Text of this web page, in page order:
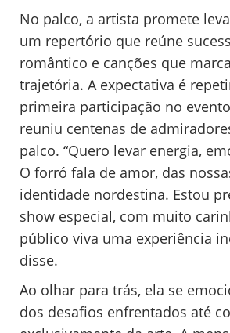
No palco, a artista promete
um repertório que reúne
romântico e canções que
trajetória. A expectativa é
primeira participação no
reuniu centenas de
palco. “Quero levar energia,
O forró fala de amor, das
identidade nordestina. Estou
show especial, com muito
público viva uma experiência
disse.
Ao olhar para trás, ela se
dos desafios enfrentados até